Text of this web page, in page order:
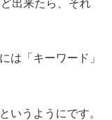
出来たら、それ
は「キーワード」
というようにです。